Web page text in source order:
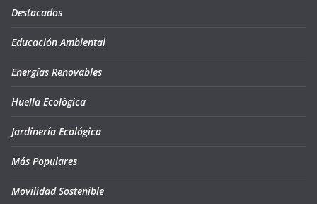
Destacados
Educación Ambiental
Energías Renovables
Huella Ecológica
Jardinería Ecológica
Más Populares
Movilidad Sostenible